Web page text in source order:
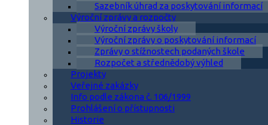
Sazebník úhrad za poskytování informací
Výroční zprávy a rozpočty
Výroční zprávy školy
Výroční zprávy o poskytování informací
Zprávy o stížnostech podaných škole
Rozpočet a střednědobý výhled
Projekty
Veřejné zakázky
Info podle zákona č. 106/1999
Prohlášení o přístupnosti
Historie